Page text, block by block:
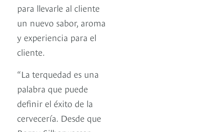
para llevarle al cliente
un nuevo sabor, aroma
y experiencia para el
cliente.
“La terquedad es una
palabra que puede
definir el éxito de la
cervecería. Desde que